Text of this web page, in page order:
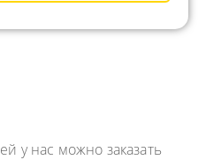
у нас можно заказать